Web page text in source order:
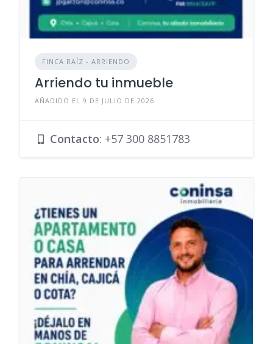
FINCA RAÍZ - ARRIENDO
Arriendo tu inmueble
AÑADIDO EL 9 DE JULIO DE 2026
Contacto: +57 300 8851783